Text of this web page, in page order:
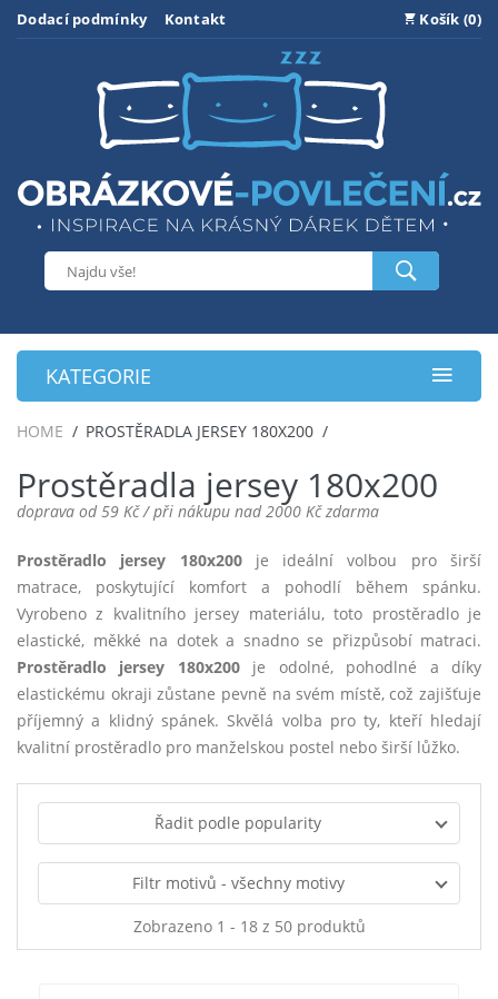
Dodací podmínky Kontakt Košík (0)
KATEGORIE
HOME PROSTĚRADLA JERSEY 180X200
Prostěradla jersey 180x200
doprava od 59 Kč / při nákupu nad 2000 Kč zdarma
Prostěradlo jersey 180x200je ideální volbou pro širší
matrace, poskytující komfort a pohodlí během spánku.
Vyrobeno z kvalitního jersey materiálu, toto prostěradlo je
elastické, měkké na dotek a snadno se přizpůsobí matraci.
Prostěradlo jersey 180x200je odolné, pohodlné a díky
elastickému okraji zůstane pevně na svém místě, což zajišťuje
příjemný a klidný spánek. Skvělá volba pro ty, kteří hledají
kvalitní prostěradlo pro manželskou postel nebo širší lůžko.
Řadit podle popularity
Filtr motivů - všechny motivy
Zobrazeno 1 - 18 z 50 produktů